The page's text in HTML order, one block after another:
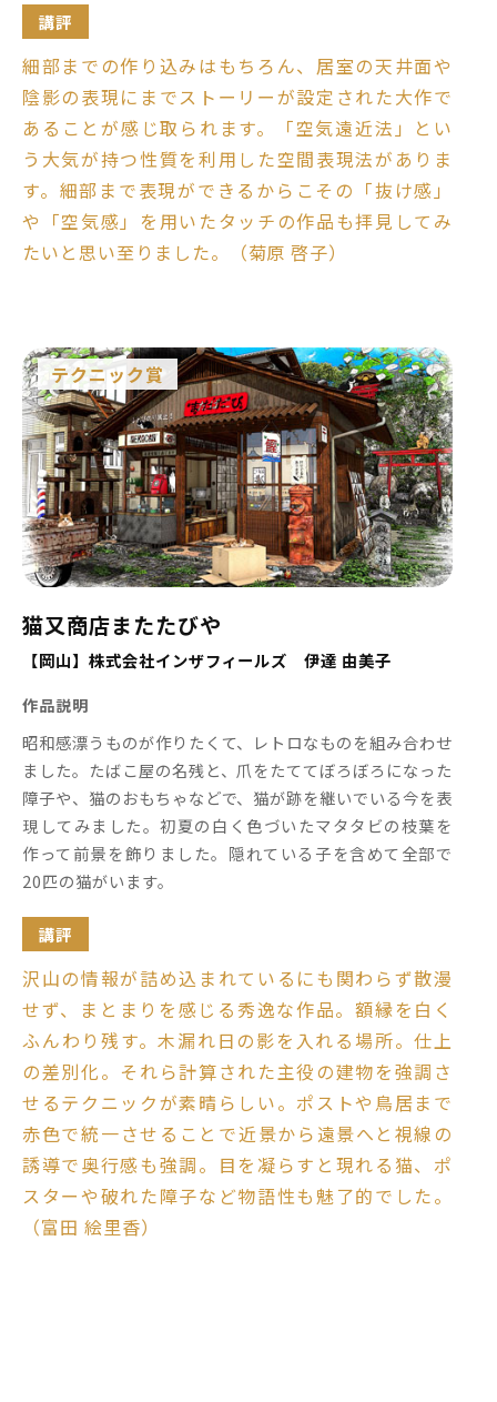
講評
細部までの作り込みはもちろん、居室の天井面や
陰影の表現にまでストーリーが設定された大作で
あることが感じ取られます。「空気遠近法」とい
う大気が持つ性質を利用した空間表現法がありま
す。細部まで表現ができるからこその「抜け感」
や「空気感」を用いたタッチの作品も拝見してみ
たいと思い至りました。（菊原 啓子）
テクニック賞
猫又商店またたびや
【岡山】株式会社インザフィールズ 伊達 由美子
作品説明
昭和感漂うものが作りたくて、レトロなものを組み合わせ
ました。たばこ屋の名残と、爪をたててぼろぼろになった
障子や、猫のおもちゃなどで、猫が跡を継いでいる今を表
現してみました。初夏の白く色づいたマタタビの枝葉を
作って前景を飾りました。隠れている子を含めて全部で
20匹の猫がいます。
講評
沢山の情報が詰め込まれているにも関わらず散漫
せず、まとまりを感じる秀逸な作品。額縁を白く
ふんわり残す。木漏れ日の影を入れる場所。仕上
の差別化。それら計算された主役の建物を強調さ
せるテクニックが素晴らしい。ポストや鳥居まで
赤色で統一させることで近景から遠景へと視線の
誘導で奥行感も強調。目を凝らすと現れる猫、ポ
スターや破れた障子など物語性も魅了的でした。
（富田 絵里香）